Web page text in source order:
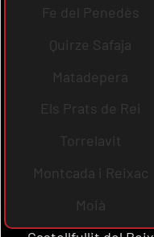
Fe del Penedès
Quirze Safaja
Matadepera
Els Prats de Rei
Torrelavit
Montcada i Reixac
Moià